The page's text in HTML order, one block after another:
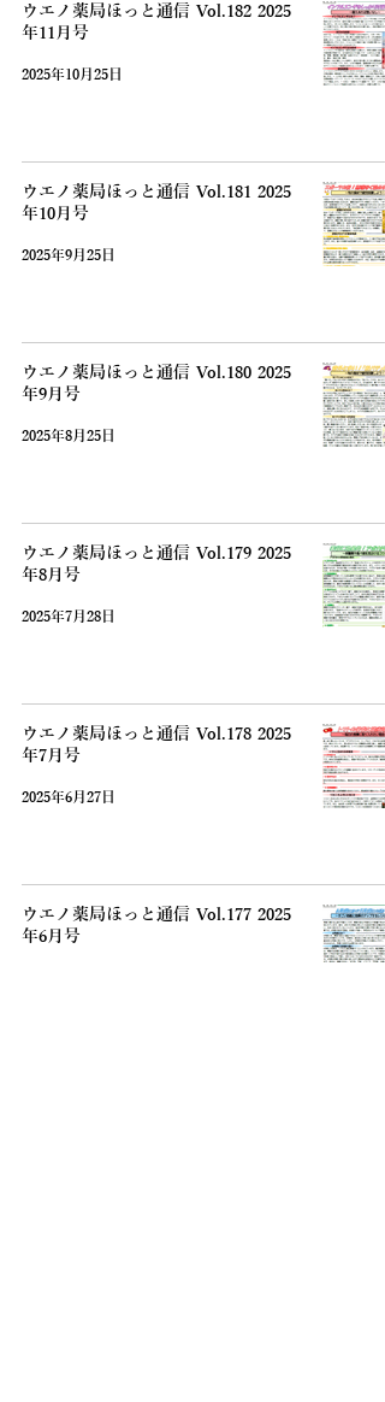
ウエノ薬局ほっと通信 Vol.182 2025
年11月号
2025年10月25日
ウエノ薬局ほっと通信 Vol.181 2025
年10月号
2025年9月25日
ウエノ薬局ほっと通信 Vol.180 2025
年9月号
2025年8月25日
ウエノ薬局ほっと通信 Vol.179 2025
年8月号
2025年7月28日
ウエノ薬局ほっと通信 Vol.178 2025
年7月号
2025年6月27日
ウエノ薬局ほっと通信 Vol.177 2025
年6月号